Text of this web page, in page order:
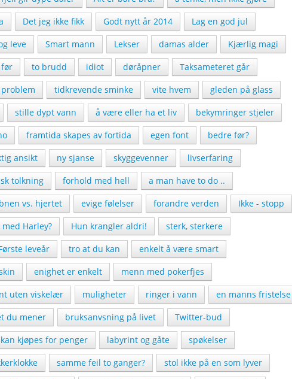
Det jeg ikke fikk Godt nytt år 2014
Lag en god jul
leve Smart mann Lekser damas alder
Kjærlig magi
før to brudd idiot døråpner
Taksameteret går
tidkrevende sminke vite hvem
gleden på glass
stille dypt vann å være eller ha et liv
bekymringer stjeler
framtida skapes av fortida egen font
bedre før?
ansikt ny sjanse skyggevenner
livserfaring
tolkning forhold med hell
a man have to do ..
vs. hjertet evige følelser forandre verden
Ikke - stopp
Harley? Hun krangler aldri!
sterk, sterkere
leveår tro at du kan
enkelt å være smart
enighet er enkelt
menn med pokerfjes
uten viskelær muligheter ringer i vann
en manns fristelse
du mener bruksanvsning på livet
Twitter-bud
kjøpes for penger labyrint og gåte
spøkelser
samme feil to ganger?
stol ikke på en som lyver